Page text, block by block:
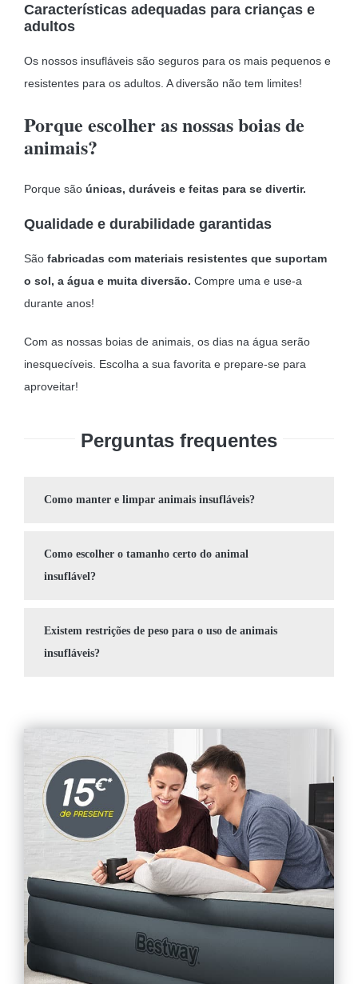
Características adequadas para crianças e
adultos
Os nossos insufláveis são seguros para os mais pequenos e
resistentes para os adultos. A diversão não tem limites!
Porque escolher as nossas boias de
animais?
Porque são únicas, duráveis e feitas para se divertir.
Qualidade e durabilidade garantidas
São fabricadas com materiais resistentes que suportam
o sol, a água e muita diversão. Compre uma e use-a
durante anos!
Com as nossas boias de animais, os dias na água serão
inesquecíveis. Escolha a sua favorita e prepare-se para
aproveitar!
Perguntas frequentes
Como manter e limpar animais insufláveis?
Como escolher o tamanho certo do animal
insuflável?
Existem restrições de peso para o uso de animais
insufláveis?